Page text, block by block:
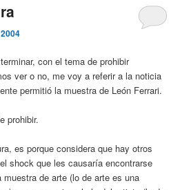
con el tema de prohibir
ver o no, me voy a referir a la noticia
permitió la muestra de León Ferrari.
prohibir.
es porque considera que hay otros
shock que les causaría encontrarse
de arte (lo de arte es una